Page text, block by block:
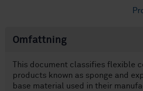
Omfattning
This document classifies flexible
products known as sponge and
base material used in their